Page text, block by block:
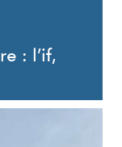
: l’if,